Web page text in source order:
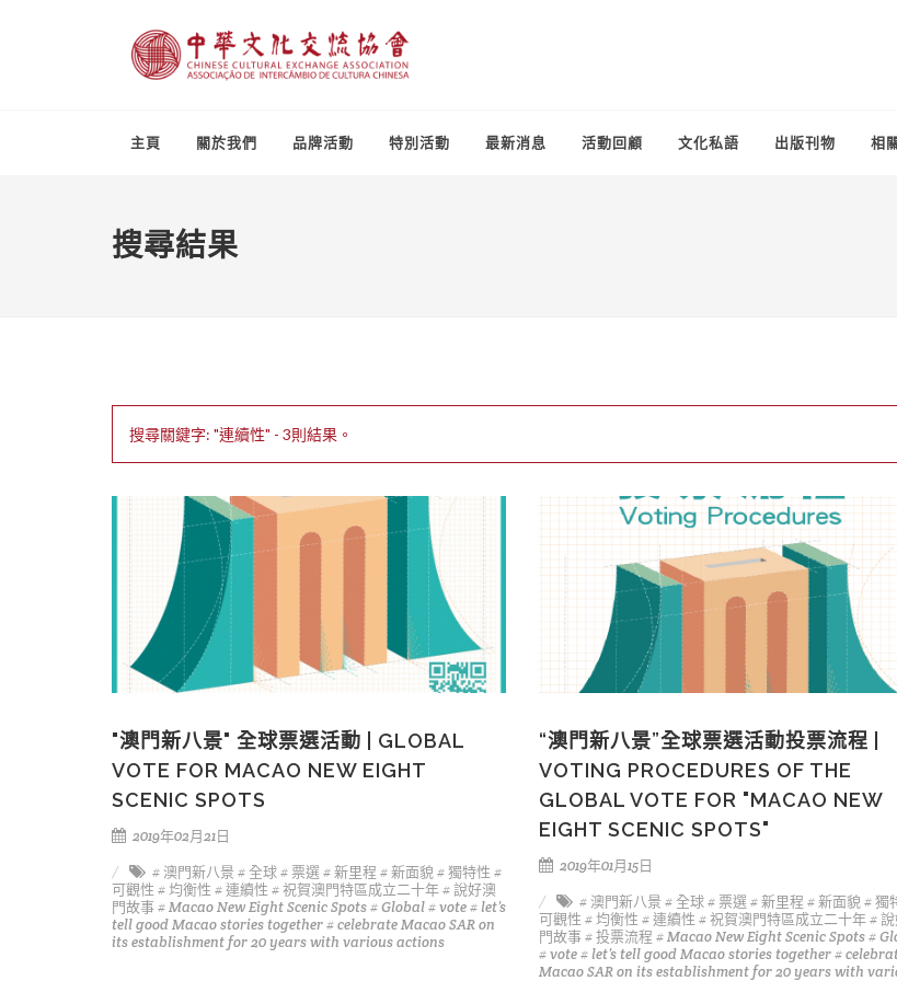
主頁 關於我們 品牌活動 特別活動 最新消息 活動回顧 文化私語 出版刊物 相
搜尋結果
搜尋關鍵字: "連續性" - 3則結果。
"澳門新八景" 全球票選活動 | GLOBAL
VOTE FOR MACAO NEW EIGHT
SCENIC SPOTS
2019年02月21日
# 澳門新八景 # 全球# 票選# 新里程 # 新面貌# 獨特性 #
可觀性 # 均衡性 # 連續性 # 祝賀澳門特區成立二十年# 說好澳
門故事# Macao New Eight Scenic Spots# Global# vote# let’s
tell good Macao stories together# celebrate Macao SAR on
its establishment for 20 years with various actions
“澳門新八景”全球票選活動投票流程 |
VOTING PROCEDURES OF THE
GLOBAL VOTE FOR "MACAO NEW
EIGHT SCENIC SPOTS"
2019年01月15日
# 澳門新八景 # 全球# 票選# 新里程 # 新面貌# 獨
可觀性 # 均衡性 # 連續性 # 祝賀澳門特區成立二十年#
門故事# 投票流程 # Macao New Eight Scenic Spots#
# vote# let’s tell good Macao stories together#
Macao SAR on its establishment for 20 years with